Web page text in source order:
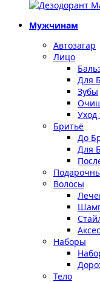
Мужчинам
Автозагар
Лицо
Для
Зубы
Уход
Бритьё
До
Для
Волосы
Наборы
Тело